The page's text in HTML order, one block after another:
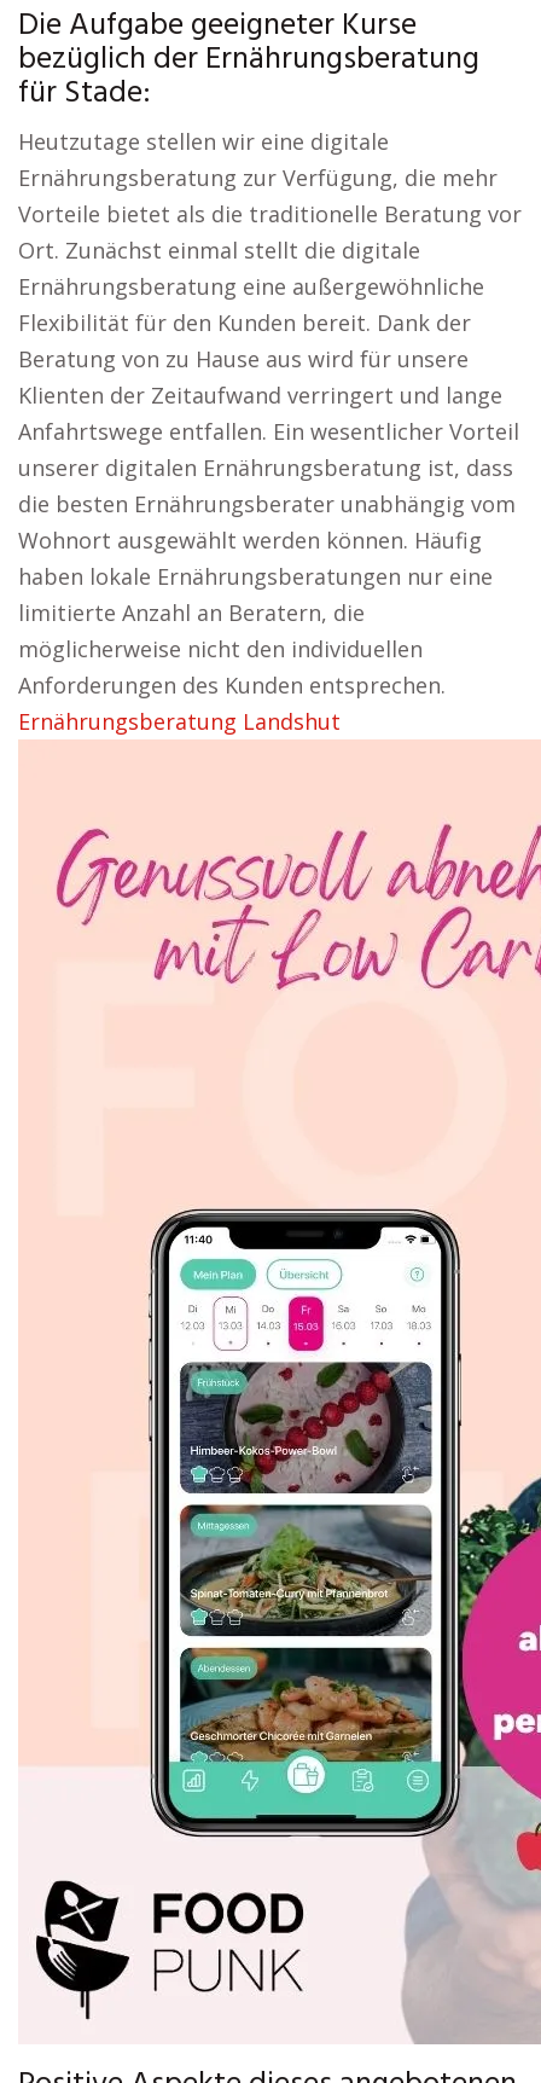
Die Aufgabe geeigneter Kurse
bezüglich der Ernährungsberatung
für Stade:
Heutzutage stellen wir eine digitale
Ernährungsberatung zur Verfügung, die mehr
Vorteile bietet als die traditionelle Beratung vor
Ort. Zunächst einmal stellt die digitale
Ernährungsberatung eine außergewöhnliche
Flexibilität für den Kunden bereit. Dank der
Beratung von zu Hause aus wird für unsere
Klienten der Zeitaufwand verringert und lange
Anfahrtswege entfallen. Ein wesentlicher Vorteil
unserer digitalen Ernährungsberatung ist, dass
die besten Ernährungsberater unabhängig vom
Wohnort ausgewählt werden können. Häufig
haben lokale Ernährungsberatungen nur eine
limitierte Anzahl an Beratern, die
möglicherweise nicht den individuellen
Anforderungen des Kunden entsprechen.
Ernährungsberatung Landshut